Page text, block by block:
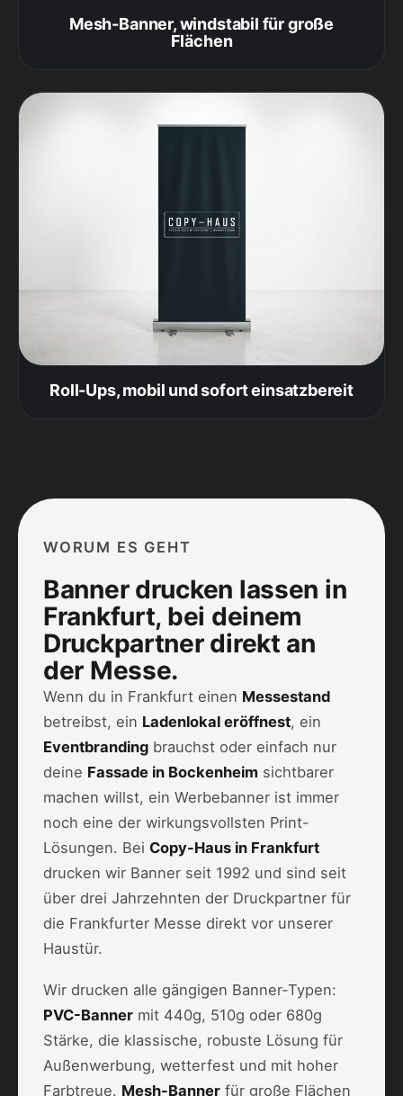
Mesh-Banner, windstabil für große
Flächen
Roll-Ups, mobil und sofort einsatzbereit
WORUM ES GEHT
Banner drucken lassen in
Frankfurt, bei deinem
Druckpartner direkt an
der Messe.
Wenn du in Frankfurt einen Messestand
betreibst, ein Ladenlokal eröffnest, ein
Eventbranding brauchst oder einfach nur
deine Fassade in Bockenheim sichtbarer
machen willst, ein Werbebanner ist immer
noch eine der wirkungsvollsten Print-
Lösungen. Bei Copy-Haus in Frankfurt
drucken wir Banner seit 1992 und sind seit
über drei Jahrzehnten der Druckpartner für
die Frankfurter Messe direkt vor unserer
Haustür.
Wir drucken alle gängigen Banner-Typen:
PVC-Banner mit 440g, 510g oder 680g
Stärke, die klassische, robuste Lösung für
Außenwerbung, wetterfest und mit hoher
Farbtreue. Mesh-Banner für große Flächen